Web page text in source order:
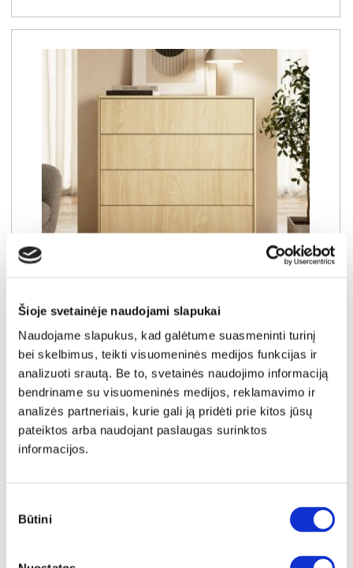
Šioje svetainėje naudojami slapukai
Naudojame slapukus, kad galėtume suasmeninti turinį
bei skelbimus, teikti visuomeninės medijos funkcijas ir
analizuoti srautą. Be to, svetainės naudojimo informaciją
bendriname su visuomeninės medijos, reklamavimo ir
analizės partneriais, kurie gali ją pridėti prie kitos jūsų
pateiktos arba naudojant paslaugas surinktos
informacijos.
pasirinkimas
Būtini
Išmatavimai: 104cm 93cmG:
Kaina:
159€
Į krepšelį